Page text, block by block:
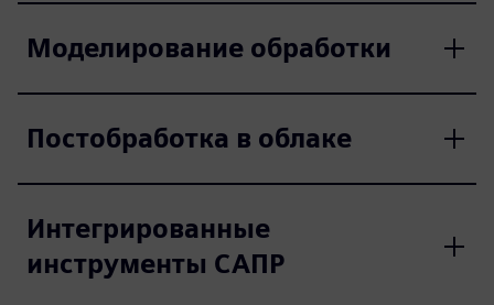
Моделирование обработки
Постобработка в облаке
Интегрированные
инструменты САПР